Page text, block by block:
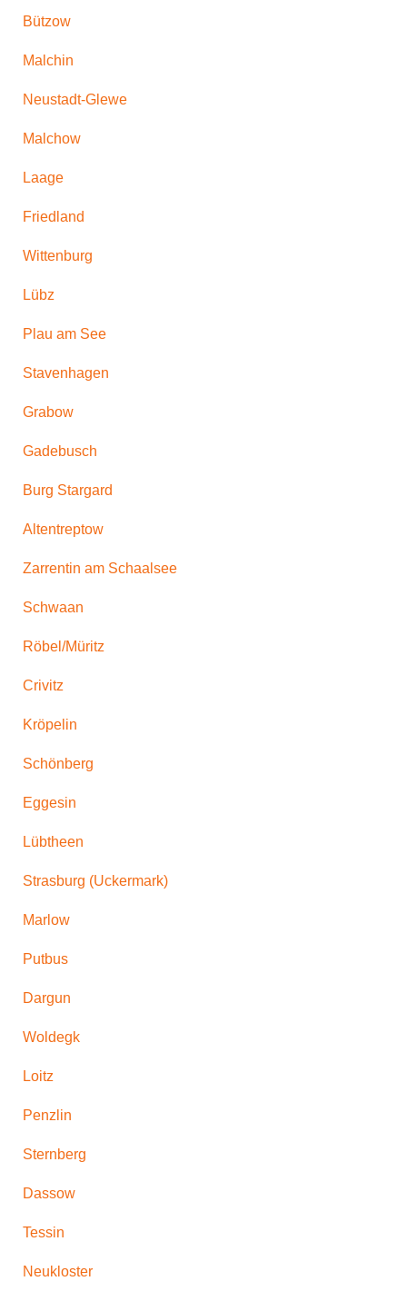
Bützow
Malchin
Neustadt-Glewe
Malchow
Laage
Friedland
Wittenburg
Lübz
Plau am See
Stavenhagen
Grabow
Gadebusch
Burg Stargard
Altentreptow
Zarrentin am Schaalsee
Schwaan
Röbel/Müritz
Crivitz
Kröpelin
Schönberg
Eggesin
Lübtheen
Strasburg (Uckermark)
Marlow
Putbus
Dargun
Woldegk
Loitz
Penzlin
Sternberg
Dassow
Tessin
Neukloster